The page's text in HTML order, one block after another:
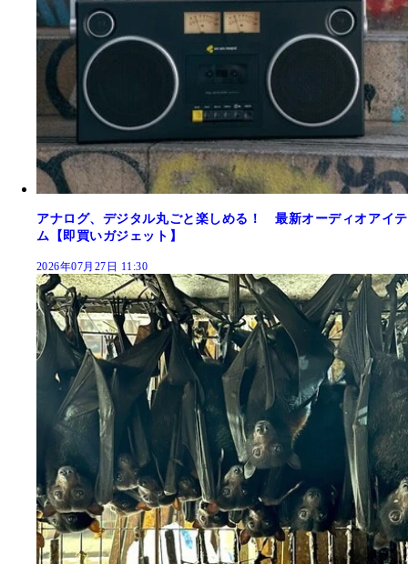
アナログ、デジタル丸ごと楽しめる！ 最新オーディオアイテ
ム【即買いガジェット】
2026年07月27日 11:30